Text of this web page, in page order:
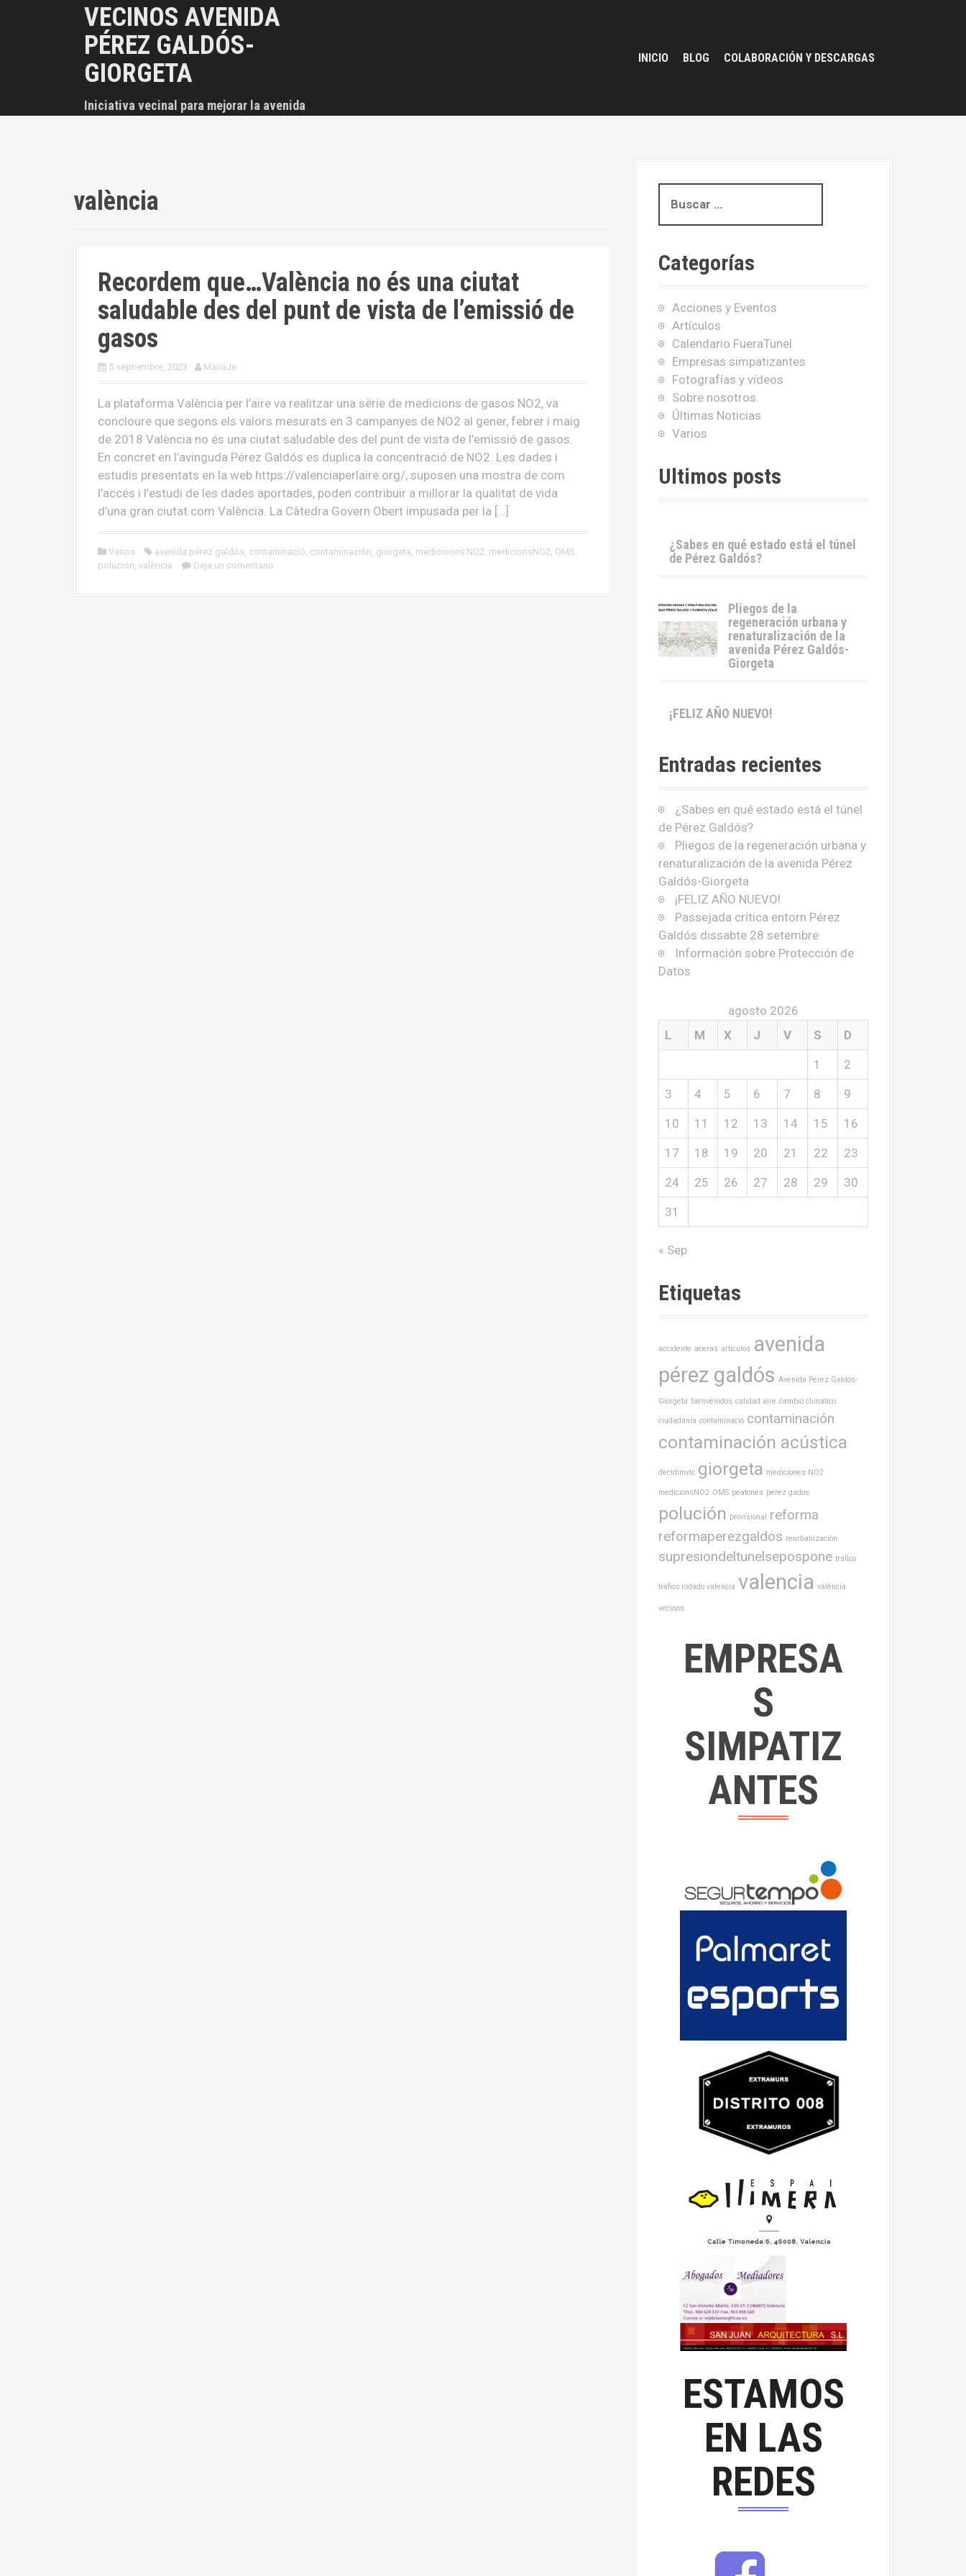
a
VECINOS AVENIDA
PÉREZ GALDÓS-
GIORGETA
Iniciativa vecinal para mejorar la avenida
INICIO BLOG COLABORACIÓN Y DESCARGAS
valència
Recordem que…València no és una ciutat
saludable des del punt de vista de l’emissió de
gasos
5 septiembre, 2023 MariaJe
La plataforma València per l’aire va realitzar una sèrie de medicions de gasos NO2, va
concloure que segons els valors mesurats en 3 campanyes de NO2 al gener, febrer i maig
de 2018 València no és una ciutat saludable des del punt de vista de l’emissió de gasos.
En concret en l’avinguda Pérez Galdós es duplica la concentració de NO2. Les dades i
estudis presentats en la web https://valenciaperlaire.org/, suposen una mostra de com
l’accés i l’estudi de les dades aportades, poden contribuir a millorar la qualitat de vida
d’una gran ciutat com València. La Càtedra Govern Obert impusada per la […]
Varios avenida pérez galdós, contaminació, contaminación, giorgeta, mediciones NO2, medicionsNO2, OMS,
polución, valència Deja un comentario
s
a
Categorías
Acciones y Eventos
Artículos
Calendario FueraTunel
Empresas simpatizantes
Fotografías y vídeos
Sobre nosotros
Últimas Noticias
Varios
Ultimos posts
¿Sabes en qué estado está el túnel
de Pérez Galdós?
Pliegos de la
regeneración urbana y
renaturalización de la
avenida Pérez Galdós-
Giorgeta
¡FELIZ AÑO NUEVO!
Entradas recientes
¿Sabes en qué estado está el túnel
de Pérez Galdós?
Pliegos de la regeneración urbana y
renaturalización de la avenida Pérez
Galdós-Giorgeta
¡FELIZ AÑO NUEVO!
Passejada crítica entorn Pérez
Galdós dissabte 28 setembre
Información sobre Protección de
Datos
agosto 2026
L
M X J V S D
1 2
3 4 5 6 7 8 9
10 11 12 13 14 15 16
17 18 19 20 21 22 23
24 25 26 27 28 29 30
31
« Sep
Etiquetas
accidente aceras artículos avenida
pérez galdós Avenida Pérez Galdós-
Giorgeta bienvenidos calidad aire cambio climatico
ciudadanía contaminació contaminación
contaminación acústica
decidimvlc giorgeta mediciones NO2
medicionsNO2 OMS peatones perez gados
polución provisional reforma
reformaperezgaldos reurbanización
supresiondeltunelsepospone tráfico
tráfico rodado valencia valencia valència
vecinos
EMPRESA
S
SIMPATIZ
ANTES
ESTAMOS
EN LAS
REDES